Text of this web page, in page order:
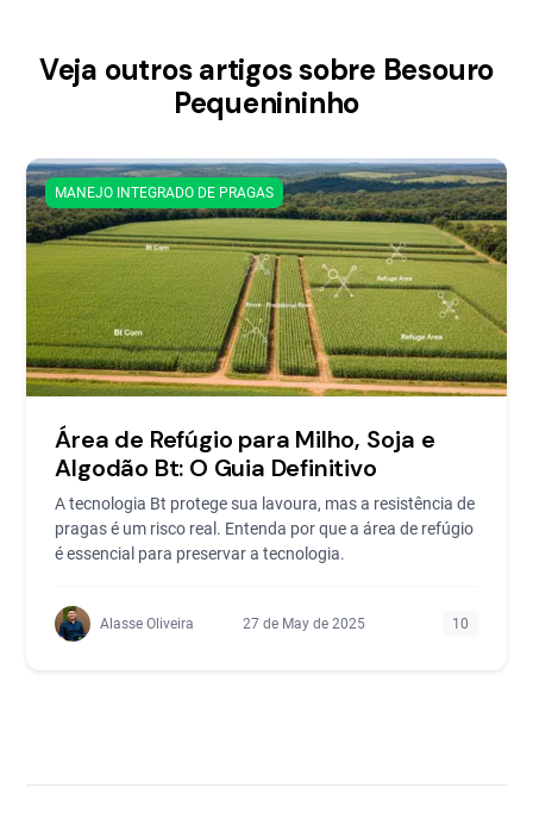
Veja outros artigos sobre Besouro
Pequenininho
MANEJO INTEGRADO DE PRAGAS
Área de Refúgio para Milho, Soja e
Algodão Bt: O Guia Definitivo
A tecnologia Bt protege sua lavoura, mas a resistência de
pragas é um risco real. Entenda por que a área de refúgio
é essencial para preservar a tecnologia.
Alasse Oliveira 27 de May de 2025 10